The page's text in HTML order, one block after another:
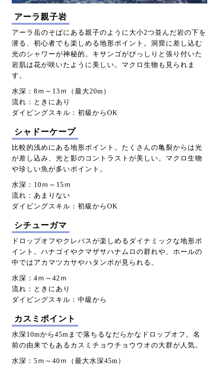
アーラ親子岩
アーラ岳のそばにある親子のように大小2つ並んだ岩の下を
潜る、初心者でも楽しめる地形ポイント。洞窟に差し込む
光のシャワーが神秘的。キサンゴがびっしりと張り付いた
岩肌は花が咲いたように美しい。マクロ生物も見られま
す。
水深：8ｍ～13ｍ（最大20m）
流れ：ときにあり
ダイビングスキル：初級からOK
シャドーケープ
比較的浅めにある地形ポイント。たくさんの亀裂からは光
が差し込み、光と影のコントラストが美しい。マクロ生物
や珍しい魚が多いポイント。
水深：10ｍ～15ｍ
流れ：あまりない
ダイビングスキル：初級からOK
シチューガマ
ドロップオフやクレバスが楽しめるダイナミックな地形ポ
イント。ハナゴイやクマザサハナムロの群れや、ホールの
中ではアカマツカサやハタンポが見られる。
水深：4ｍ～42ｍ
流れ：ときにあり
ダイビングスキル：中級から
カスミポイント
水深10mから45mまで落ちるなだらかなドロップオフ。名
前の由来でもあるカスミチョウチョウウオの大群が人気。
水深：5ｍ～40ｍ（最大水深45m）